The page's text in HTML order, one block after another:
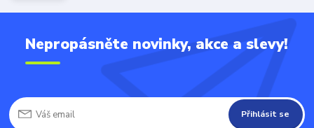
Nepropásněte novinky, akce a slevy!
Přihlásit se